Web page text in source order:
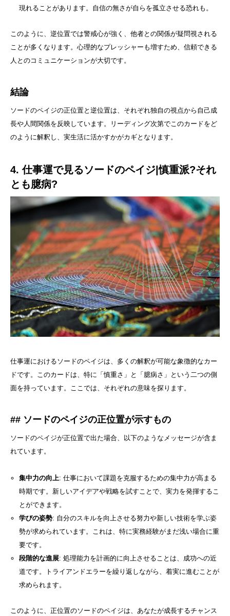
現れることがあります。自信の無さが自らを孤立させる恐れも。
このように、逆位置では警戒心が強く、他者との関係が疑問視される
ことが多くなります。心理的なプレッシャーも増すため、信頼できる
人とのコミュニケーションが大切です。
結論
ソードのペイジの正位置と逆位置は、それぞれ独自の視点から自己成
長や人間関係を反映しています。リーディング次第でこのカードをど
のように解釈し、実生活に活かすかがカギとなります。
4. 仕事運で見るソードのペイジ|慎重派?それ
とも臆病?
仕事運におけるソードのペイジは、多くの解釈が可能な象徴的なカー
ドです。このカードは、特に「慎重さ」と「臆病さ」という二つの側
面を持っています。ここでは、それぞれの意味を探ります。
## ソードのペイジの正位置が示すもの
ソードのペイジが正位置で出た場合、以下のようなメッセージが含ま
れています。
集中力の向上: 仕事において課題を克服するための集中力が高まる
時期です。新しいアイデアや戦略を試すことで、実力を発揮するこ
とができます。
学びの姿勢: 自分のスキルを向上させる努力や新しい技術を学ぶ姿
勢が求められています。これは、特に実務経験がまだ浅い場合に重
要です。
段階的な進展: 処理能力を計画的に向上させることは、成功への近
道です。トライアンドエラーを繰り返しながら、着実に進むことが
求められます。
このように、正位置のソードのペイジは、あなたが成長するチャンス